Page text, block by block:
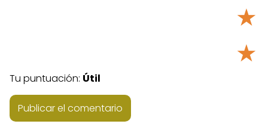
★
★
Tu puntuación: Útil